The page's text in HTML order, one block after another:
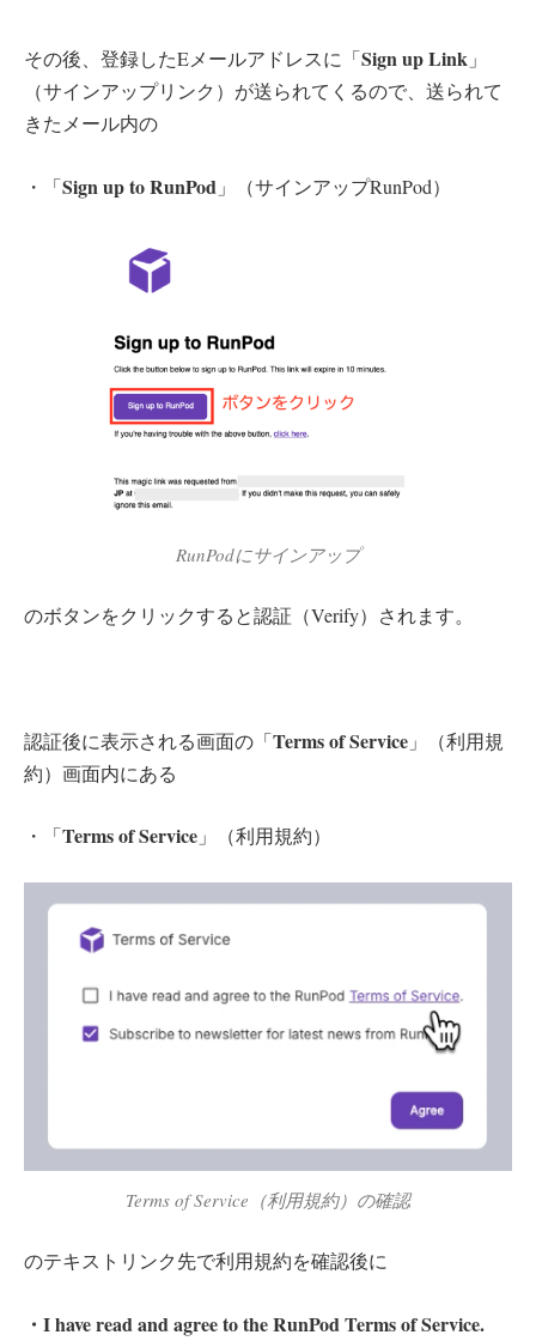
その後、登録したEメールアドレスに「Sign up Link 」
（サインアップリンク）が送られてくるので、送られて
きたメール内の
・「Sign up to RunPod 」（サインアップRunPod）
RunPodにサインアップ
のボタンをクリックすると認証（Verify）されます。
認証後に表示される画面の「Terms of Service 」（利用規
約）画面内にある
・「Terms of Service 」（利用規約）
Terms of Service（利用規約）の確認
のテキストリンク先で利用規約を確認後に
・I have read and agree to the RunPod Terms of Service.